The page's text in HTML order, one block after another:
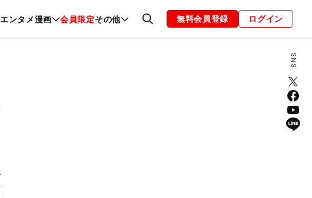
エンタメ漫画 会員限定その他
グルメ ファッション 恋愛・結婚 編集部 お知らせ
無料会員登録 ログイン